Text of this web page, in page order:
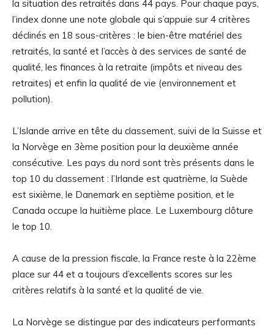
la situation des retraités dans 44 pays. Pour chaque pays,
l’index donne une note globale qui s’appuie sur 4 critères
déclinés en 18 sous-critères : le bien-être matériel des
retraités, la santé et l’accès à des services de santé de
qualité, les finances à la retraite (impôts et niveau des
retraites) et enfin la qualité de vie (environnement et
pollution).
L’Islande arrive en tête du classement, suivi de la Suisse et
la Norvège en 3ème position pour la deuxième année
consécutive. Les pays du nord sont très présents dans le
top 10 du classement : l’Irlande est quatrième, la Suède
est sixième, le Danemark en septième position, et le
Canada occupe la huitième place. Le Luxembourg clôture
le top 10.
A cause de la pression fiscale, la France reste à la 22ème
place sur 44 et a toujours d’excellents scores sur les
critères relatifs à la santé et la qualité de vie.
La Norvège se distingue par des indicateurs performants